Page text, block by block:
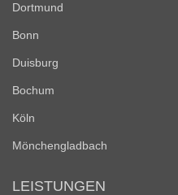
Dortmund
Bonn
Duisburg
Bochum
Köln
Mönchengladbach
LEISTUNGEN